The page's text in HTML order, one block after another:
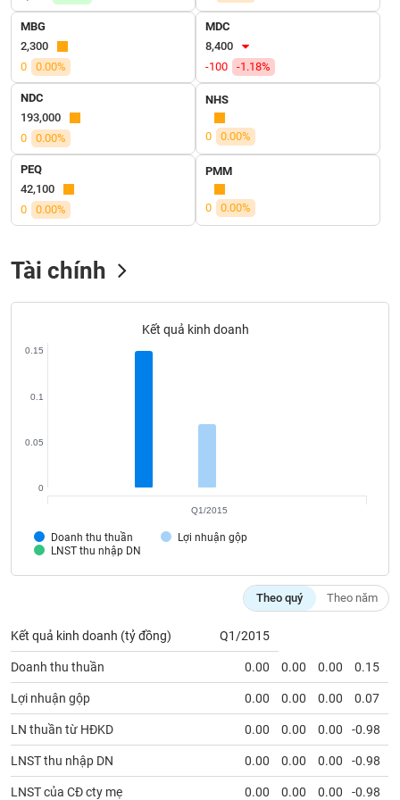
MBG
2,300
0
0.00%
MDC
8,400
-100
-1.18%
NDC
193,000
0
0.00%
NHS
0 0.00%
PEQ
42,100
0
0.00%
PMM
0 0.00%
Tài chính
Kết quả kinh doanh
Doanh thu thuần
Lợi nhuận gộp
LNST thu nhập DN
0
0.05
0.1
0.15
Q1/2015
Theo quý Theo năm
Kết quả kinh doanh (tỷ đồng) Q1/2015
Doanh thu thuần 0.00 0.00 0.00 0.15
Lợi nhuận gộp 0.00 0.00 0.00 0.07
LN thuần từ HĐKD 0.00 0.00 0.00 -0.98
LNST thu nhập DN 0.00 0.00 0.00 -0.98
LNST của CĐ cty mẹ 0.00 0.00 0.00 -0.98
SÓC
SỨC
KHỎE
TÀI
CHÍNH
NGHỆ
THÔNG
THÔNG
TIỆN
ÍCH
BẤT
ĐỘNG
SẢN
Mã
khoán
(-)